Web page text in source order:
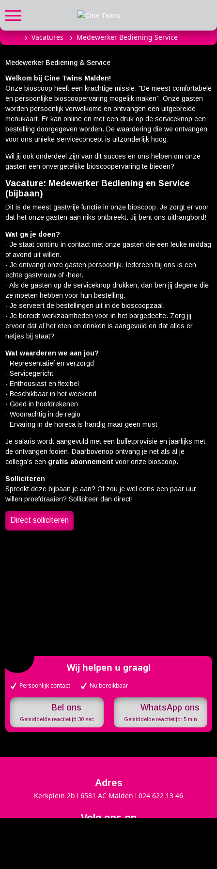
FILMPROGRAMMA
Actueel filmaanbod
Aanmelden filmprogramma
Kinderfeestjes
Privébioscoop of zaalhuur
ABONNEMENT
Alle informatie
Abonnement afsluiten
Inlog voor abonnees
CADEAUTIPS
Cadeaukaart kopen
Abonnement cadeau geven
ONZE BIOSCOOP
Ons serviceconcept
Eten en drinken
Vacatures
PRAKTISCH
Openingstijden
Contact
Tarieven
Parkeren en OV
Vacatures Medewerker Bediening Service
Medewerker Bediening & Service
Welkom bij Cine Twins Malden!
Onze bioscoop heeft een krachtige missie: "De meest comfortabele
en persoonlijke bioscoopervaring mogelijk maken". Onze gasten
worden persoonlijk verwelkomd en ontvangen een uitgebreide
menukaart. Er kan online en met een druk op de serviceknop een
bestelling doorgegeven worden. De waardering die we ontvangen
voor ons unieke serviceconcept is uitzonderlijk hoog.
Wil jij ook onderdeel zijn van dit succes en ons helpen om onze
gasten een onvergetelijke bioscoopervaring te bieden?
Vacature: Medewerker Bediening en Service
(bijbaan)
Dit is de meest gastvrije functie in onze bioscoop. Je zorgt er voor
dat het onze gasten aan niks ontbreekt. Jij bent ons uithangbord!
Wat ga je doen?
- Je staat continu in contact met onze gasten die een leuke middag
of avond uit willen.
- Je ontvangt onze gasten persoonlijk. Iedereen bij ons is een
echte gastvrouw of -heer.
- Als de gasten op de serviceknop drukken, dan ben jij degene die
ze moeten hebben voor hun bestelling.
- Je serveert de bestellingen uit in de bioscoopzaal.
- Je bereidt werkzaamheden voor in het bargedeelte. Zorg jij
ervoor dat al het eten en drinken is aangevuld en dat alles er
netjes bij staat?
Wat waarderen we aan jou?
- Representatief en verzorgd
- Servicegericht
- Enthousiast en flexibel
- Beschikbaar in het weekend
- Goed in hoofdrekenen
- Woonachtig in de regio
- Ervaring in de horeca is handig maar geen must
Je salaris wordt aangevuld met een buffetprovisie en jaarlijks met
de ontvangen fooien. Daarbovenop ontvang je net als al je
collega's een gratis abonnement voor onze bioscoop.
Solliciteren
Spreekt deze bijbaan je aan? Of zou je wel eens een paar uur
willen proefdraaien? Solliciteer dan direct!
Direct solliciteren
Wij helpen u graag!
Persoonlijk contact Nu bereikbaar
Gemiddelde reactietijd:30 sec
WhatsApp ons
Gemiddelde reactietijd: 5 min
Adres
Kerkplein 2b 6581 AC Malden 024 622 13 46
Volg ons op